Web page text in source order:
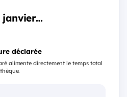
janvier
déclarée
alimente directement le temps total